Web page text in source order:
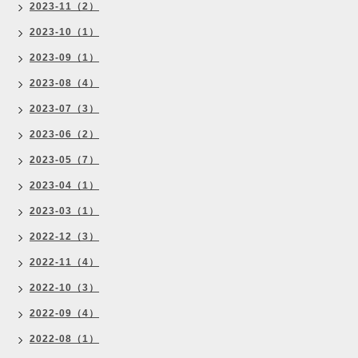
2023-11（2）
2023-10（1）
2023-09（1）
2023-08（4）
2023-07（3）
2023-06（2）
2023-05（7）
2023-04（1）
2023-03（1）
2022-12（3）
2022-11（4）
2022-10（3）
2022-09（4）
2022-08（1）